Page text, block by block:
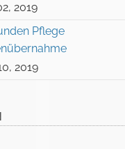
2019
Pflege
2019